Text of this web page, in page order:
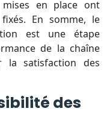
mises en place ont
En somme, le
est une étape
de la chaîne
la satisfaction des
des